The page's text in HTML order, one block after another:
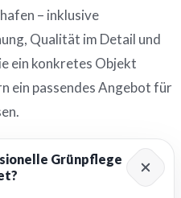
– inklusive
Qualität im Detail und
ein konkretes Objekt
ein passendes Angebot für
Grünpflege